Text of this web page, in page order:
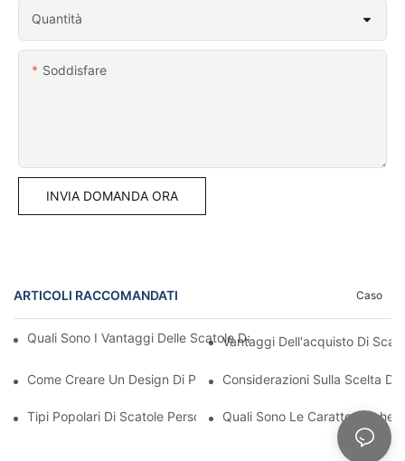
Quantità
Soddisfare
INVIA DOMANDA ORA
ARTICOLI RACCOMANDATI Caso
Quali Sono I Vantaggi Delle Scatole Da Esposizione Stampate
Vantaggi Dell'acquisto Di
Come Creare Un Design Di Packaging Minimalista
Considerazioni Sulla Scelta Di
Tipi Popolari Di Scatole Personalizzate All'ingrosso: Quale Tipo
Quali Sono Le Caratteristiche